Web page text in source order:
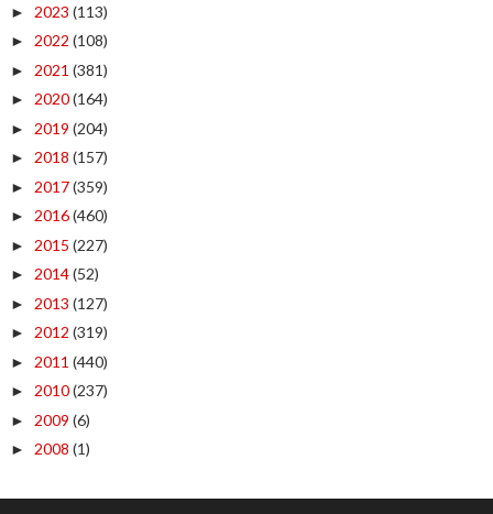
► 2023 (113)
► 2022 (108)
► 2021 (381)
► 2020(164)
► 2019 (204)
► 2018 (157)
► 2017(359)
► 2016(460)
► 2015 (227)
► 2014(52)
► 2013 (127)
► 2012 (319)
► 2011 (440)
► 2010(237)
► 2009 (6)
► 2008 (1)